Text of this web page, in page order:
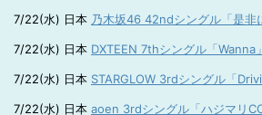
7/22(水) 日本 乃木坂46 42ndシングル「是非
7/22(水) 日本 DXTEEN 7thシングル「Wanna」
7/22(水) 日本 STARGLOW 3rdシングル「
7/22(水) 日本 aoen 3rdシングル「ハジマリ